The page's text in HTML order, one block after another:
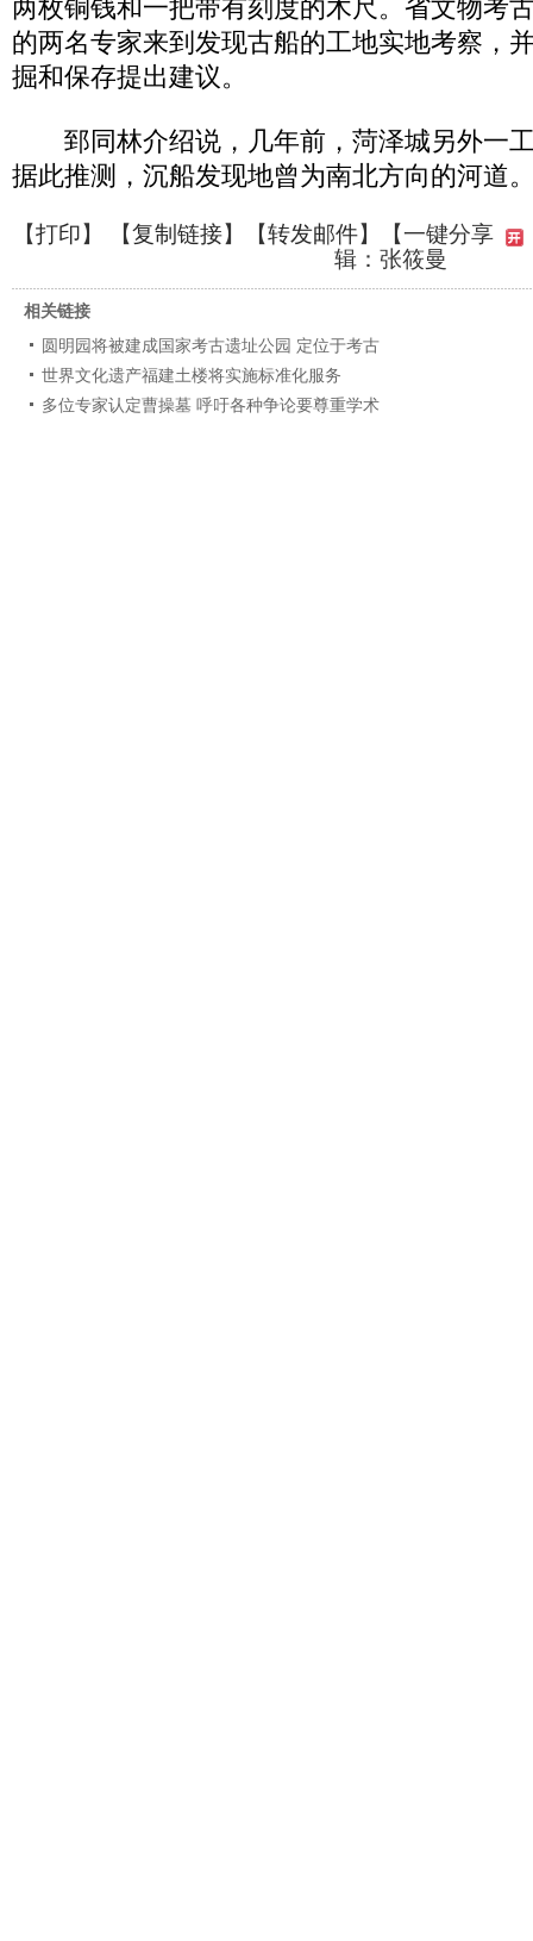
两枚铜钱和一把带有刻度的木尺。省文物考
的两名专家来到发现古船的工地实地考察，
掘和保存提出建议。
郅同林介绍说，几年前，菏泽城另外一
据此推测，沉船发现地曾为南北方向的河道
【打印】 【复制链接】【转发邮件】
【一键分享
辑：张筱曼
相关链接
圆明园将被建成国家考古遗址公园 定位于考古
世界文化遗产福建土楼将实施标准化服务
多位专家认定曹操墓 呼吁各种争论要尊重学术